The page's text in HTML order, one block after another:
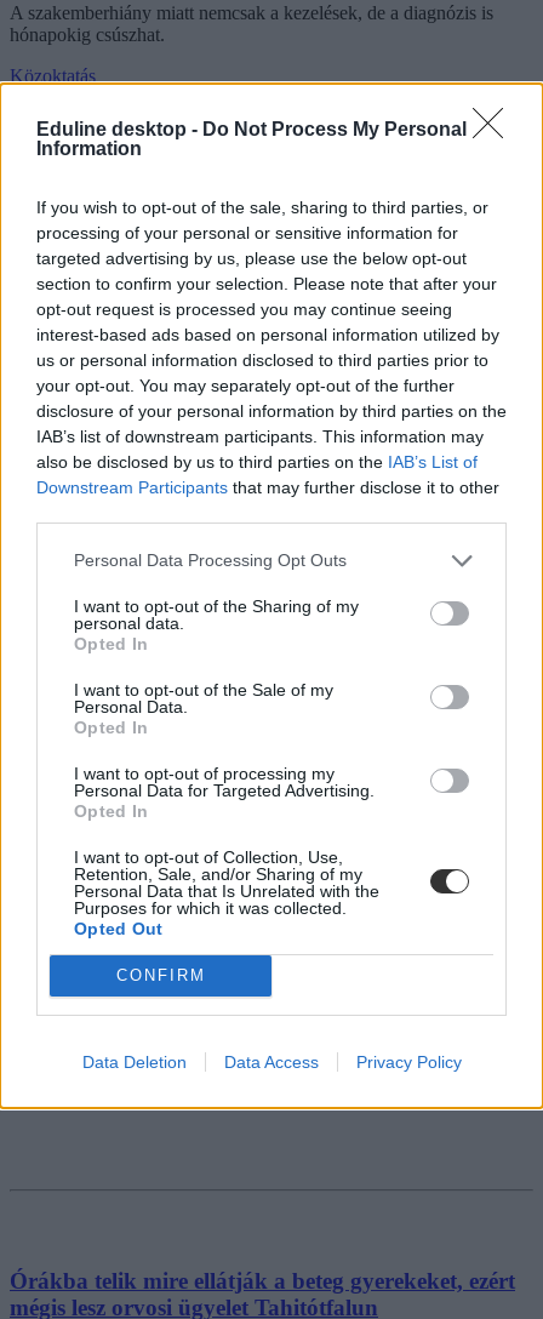
Eduline desktop - Do Not Process My Personal
Information
If you wish to opt-out of the sale, sharing to third parties, or
processing of your personal or sensitive information for
targeted advertising by us, please use the below opt-out
section to confirm your selection. Please note that after your
opt-out request is processed you may continue seeing
interest-based ads based on personal information utilized by
us or personal information disclosed to third parties prior to
your opt-out. You may separately opt-out of the further
disclosure of your personal information by third parties on the
IAB’s list of downstream participants. This information may
also be disclosed by us to third parties on the IAB’s List of
Downstream Participants that may further disclose it to other
Personal Data Processing Opt Outs
I want to opt-out of the Sharing of my
personal data.
Opted In
I want to opt-out of the Sale of my
Personal Data.
Opted In
I want to opt-out of processing my
Personal Data for Targeted Advertising.
Opted In
I want to opt-out of Collection, Use,
Retention, Sale, and/or Sharing of my
Personal Data that Is Unrelated with the
Purposes for which it was collected.
Opted Out
CONFIRM
Data Deletion Data Access Privacy Policy
A szakemberhiány miatt nemcsak a kezelések, de a diagnózis is
hónapokig csúszhat.
Közoktatás
Robottechnikával műtöttek meg egy 14 éves lányt a
Semmelweis Egyetem klinikáján
Ez volt az első olyan robottechnika által asszisztált műtét
Magyarországon, amit gyereken hajtottak végre.
Rodler Lili
Órákba telik mire ellátják a beteg gyerekeket, ezért
mégis lesz orvosi ügyelet Tahitótfalun